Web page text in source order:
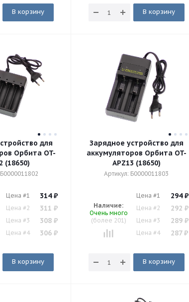
В корзину В корзину
для
Орбита OT-
(18650)
Цена #1 314₽
Цена #2 311 ₽
Цена #3 308 ₽
Цена #4 306 ₽
В корзину
Зарядное устройство для
аккумуляторов Орбита OT-
APZ13 (18650)
Артикул: Б0000011803
Наличие:
Очень много
(более 201)
Цена #1 294₽
Цена #2 292 ₽
Цена #3 289₽
Цена #4 287₽
В корзину